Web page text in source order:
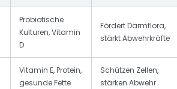
Probiotische
Kulturen, Vitamin
D
Fördert Darmflora,
stärkt Abwehrkräfte
Vitamin E, Protein,
gesunde Fette
Schützen Zellen,
stärken Abwehr